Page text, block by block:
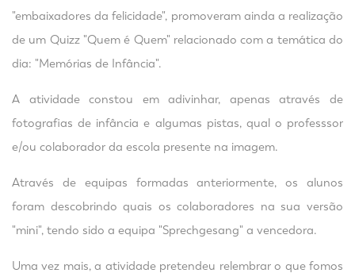
"embaixadores da felicidade", promoveram ainda a realização
de um Quizz "Quem é Quem" relacionado com a temática do
dia: "Memórias de Infância".
A atividade constou em adivinhar, apenas através de
fotografias de infância e algumas pistas, qual o professsor
e/ou colaborador da escola presente na imagem.
Através de equipas formadas anteriormente, os alunos
foram descobrindo quais os colaboradores na sua versão
"mini", tendo sido a equipa "Sprechgesang" a vencedora.
Uma vez mais, a atividade pretendeu relembrar o que fomos